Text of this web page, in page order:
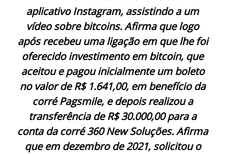
aplicativo Instagram, assistindo a um
vídeo sobre bitcoins. Afirma que logo
após recebeu uma ligação em que lhe foi
oferecido investimento em bitcoin, que
aceitou e pagou inicialmente um boleto
no valor de R$ 1.641,00, em benefício da
corré Pagsmile, e depois realizou a
transferência de R$ 30.000,00 para a
conta da corré 360 New Soluções. Afirma
que em dezembro de 2021, solicitou o